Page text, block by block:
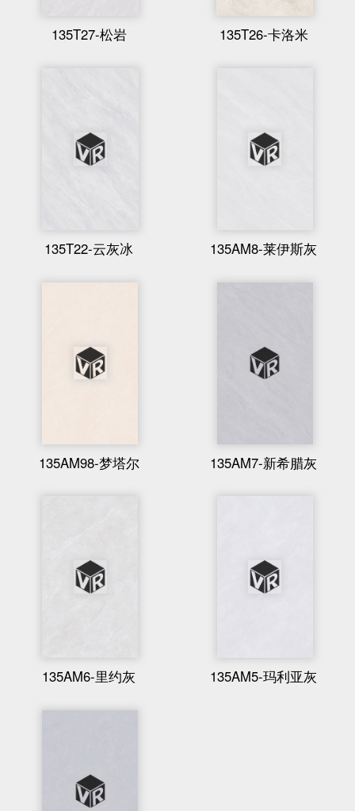
135T27-松岩 135T26-卡洛米
135T22-云灰冰 135AM8-莱伊斯灰
135AM98-梦塔尔 135AM7-新希腊灰
135AM6-里约灰 135AM5-玛利亚灰